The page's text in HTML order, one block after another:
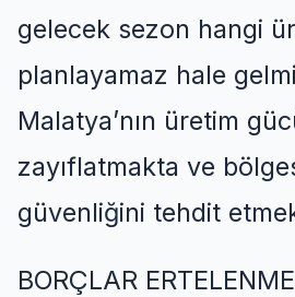
gelecek sezon hangi
planlayamaz hale
Malatya’nın üretim
zayıflatmakta ve
güvenliğini tehdit
BORÇLAR ERTELENME